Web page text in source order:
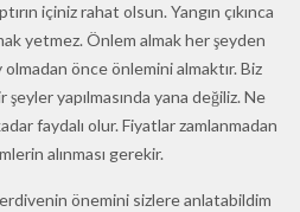
içiniz rahat olsun. Yangın çıkınca
yetmez. Önlem almak her şeyden
önce önlemini almaktır. Biz
yapılmasında yana değiliz. Ne
faydalı olur. Fiyatlar zamlanmadan
alınması gerekir.
önemini sizlere anlatabildim